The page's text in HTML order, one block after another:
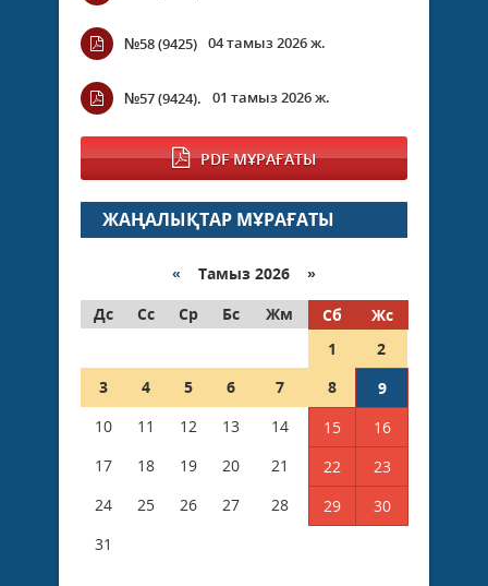
№58 (9425) 04 тамыз 2026 ж.
№57 (9424). 01 тамыз 2026 ж.
PDF МҰРАҒАТЫ
ЖАҢАЛЫҚТАР МҰРАҒАТЫ
« Тамыз 2026 »
Дс
Сс Ср Бс Жм Сб
Жс
1
2
3
4 5 6 7 8
9
10
11 12 13 14 15
16
17
18 19 20 21 22
23
24
25 26 27 28 29
30
31